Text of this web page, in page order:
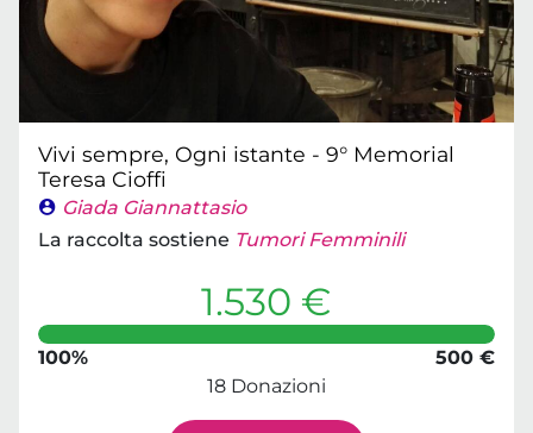
Vivi sempre, Ogni istante - 9° Memorial
Teresa Cioffi
Giada Giannattasio
La raccolta sostiene Tumori Femminili
1.530 €
100%
500 €
18 Donazioni